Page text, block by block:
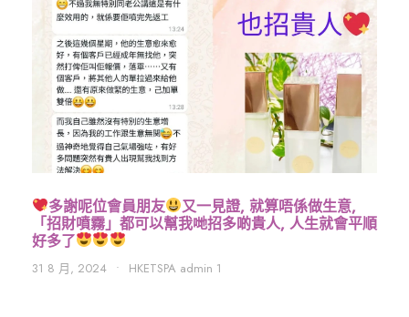
多謝呢位會員朋友
又一見證, 就算唔係做生意,
「招財噴霧」都可以幫我哋招多啲貴人, 人生就會平順
好多了
31 8 月, 2024 • HKETSPA admin 1